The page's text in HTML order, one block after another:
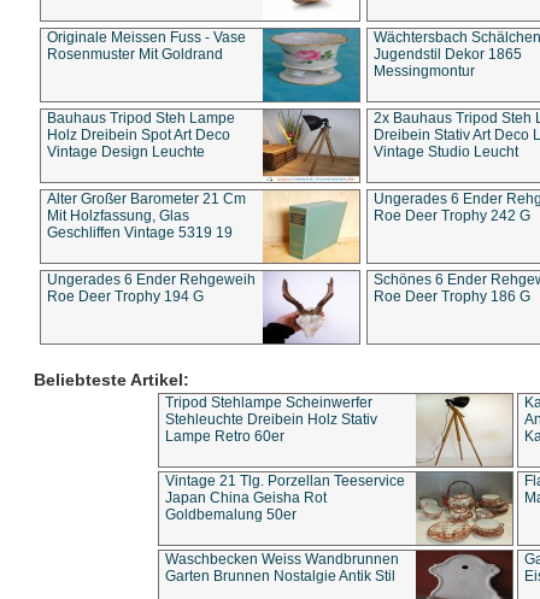
Originale Meissen Fuss - Vase
Rosenmuster Mit Goldrand
Wächtersbach Schälchen
Jugendstil Dekor 1865
Messingmontur
Bauhaus Tripod Steh Lampe
Holz Dreibein Spot Art Deco
Vintage Design Leuchte
2x Bauhaus Tripod Steh
Dreibein Stativ Art Deco
Vintage Studio Leucht
Alter Großer Barometer 21 Cm
Mit Holzfassung, Glas
Geschliffen Vintage 5319 19
Ungerades 6 Ender
Roe Deer Trophy 242 G
Ungerades 6 Ender Rehgeweih
Roe Deer Trophy 194 G
Schönes 6 Ender
Roe Deer Trophy 186 G
Beliebteste Artikel:
Tripod Stehlampe Scheinwerfer
Stehleuchte Dreibein Holz Stativ
Lampe Retro 60er
Vintage 21 Tlg. Porzellan Teeservice
Japan China Geisha Rot
Goldbemalung 50er
Waschbecken Weiss Wandbrunnen
Garten Brunnen Nostalgie Antik Stil